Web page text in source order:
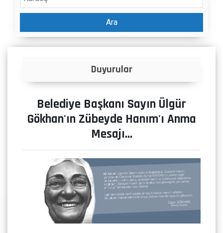
Ara
Duyurular
Belediye Başkanı Sayın Ülgür
Gökhan'ın Zübeyde Hanım'ı Anma
Mesajı...